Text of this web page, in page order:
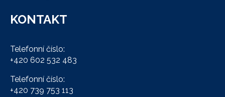
KONTAKT
Telefonní číslo:
+420 602 532 483
Telefonní číslo:
+420 739 753 113